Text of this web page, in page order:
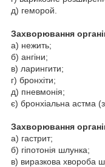
д) геморой.
Захворювання
а) нежить;
б) ангіни;
в) ларингити;
г) бронхіти;
д) пневмонія;
є) бронхіальна астма
Захворювання
а) гастрит;
б) гіпотонія шлунка;
в) виразкова хвороба